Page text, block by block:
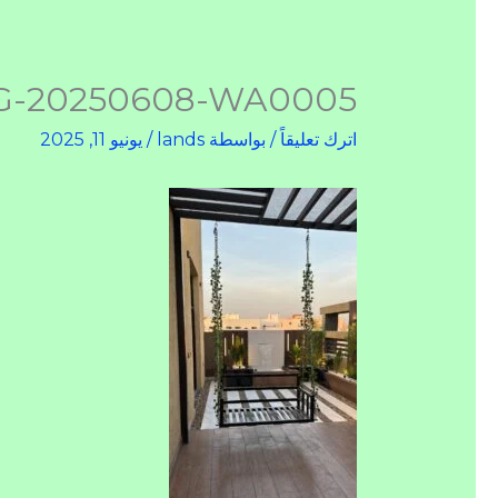
20250608-WA0005
اترك تعليقاً / بواسطة lands
/ يونيو 11, 2025